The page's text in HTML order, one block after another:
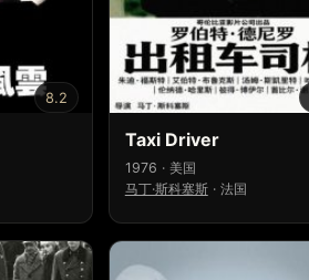
8.2
Taxi Driver
1976 · 美国
马丁·斯科塞斯 · 法国